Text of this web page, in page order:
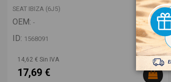
SEAT IBIZA (6J5)
OEM: -
ID: 1568091
14,62 € Sin IVA
17,69 €